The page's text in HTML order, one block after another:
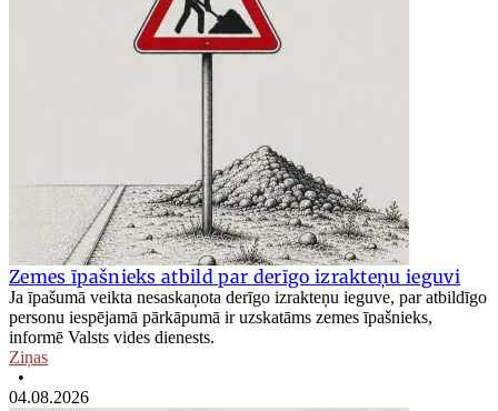
Zemes īpašnieks atbild par derīgo izrakteņu ieguvi
Ja īpašumā veikta nesaskaņota derīgo izrakteņu ieguve, par atbildīgo
personu iespējamā pārkāpumā ir uzskatāms zemes īpašnieks,
informē Valsts vides dienests.
Ziņas
•
04.08.2026